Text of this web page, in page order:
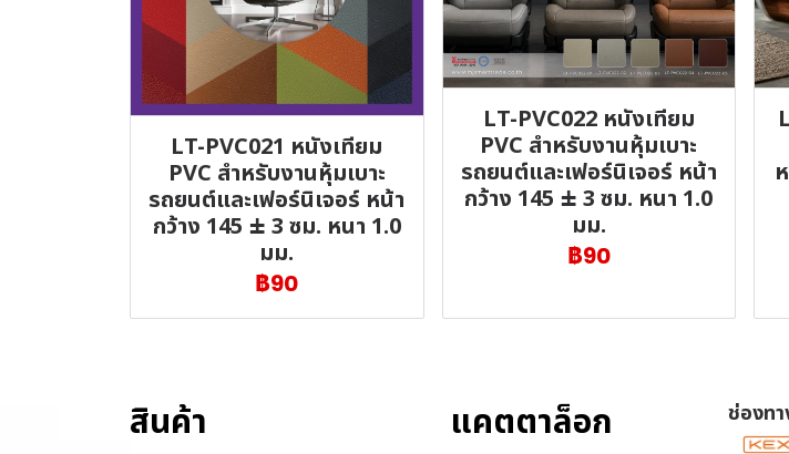
LT-PVC021 หนังเทียม
PVC สำหรับงานหุ้มเบาะ
รถยนต์และเฟอร์นิเจอร์ หน้า
กว้าง 145 ± 3 ซม. หนา 1.0
มม.
฿90
LT-PVC022 หนังเทียม
PVC สำหรับงานหุ้มเบาะ
รถยนต์และเฟอร์นิเจอร์ หน้า
กว้าง 145 ± 3 ซม. หนา 1.0
มม.
฿90
สินค้า แคตตาล็อก ช่องท